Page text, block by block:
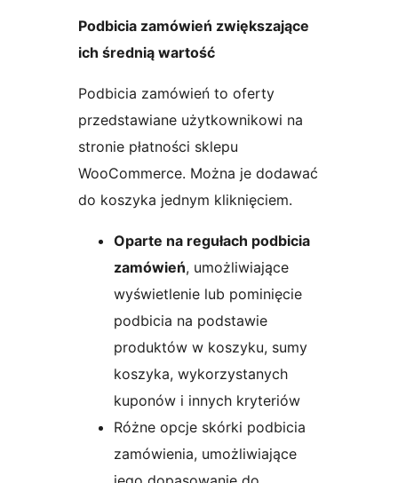
Podbicia zamówień zwiększające
ich średnią wartość
Podbicia zamówień to oferty
przedstawiane użytkownikowi na
stronie płatności sklepu
WooCommerce. Można je dodawać
do koszyka jednym kliknięciem.
Oparte na regułach podbicia
zamówień, umożliwiające
wyświetlenie lub pominięcie
podbicia na podstawie
produktów w koszyku, sumy
koszyka, wykorzystanych
kuponów i innych kryteriów
Różne opcje skórki podbicia
zamówienia, umożliwiające